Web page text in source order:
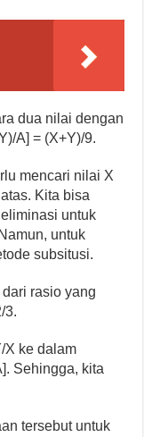
dua nilai dengan
A] = (X+Y)/9.
mencari nilai X
Kita bisa
untuk
untuk
subsitusi.
rasio yang
3.
X ke dalam
Sehingga, kita
tersebut untuk